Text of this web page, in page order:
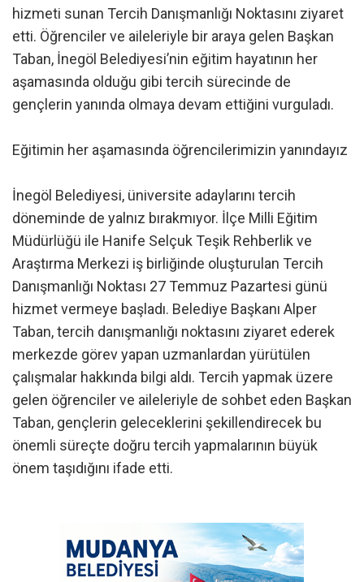
hizmeti sunan Tercih Danışmanlığı Noktasını ziyaret
etti. Öğrenciler ve aileleriyle bir araya gelen Başkan
Taban, İnegöl Belediyesi’nin eğitim hayatının her
aşamasında olduğu gibi tercih sürecinde de
gençlerin yanında olmaya devam ettiğini vurguladı.
Eğitimin her aşamasında öğrencilerimizin yanındayız
İnegöl Belediyesi, üniversite adaylarını tercih
döneminde de yalnız bırakmıyor. İlçe Milli Eğitim
Müdürlüğü ile Hanife Selçuk Teşik Rehberlik ve
Araştırma Merkezi iş birliğinde oluşturulan Tercih
Danışmanlığı Noktası 27 Temmuz Pazartesi günü
hizmet vermeye başladı. Belediye Başkanı Alper
Taban, tercih danışmanlığı noktasını ziyaret ederek
merkezde görev yapan uzmanlardan yürütülen
çalışmalar hakkında bilgi aldı. Tercih yapmak üzere
gelen öğrenciler ve aileleriyle de sohbet eden Başkan
Taban, gençlerin geleceklerini şekillendirecek bu
önemli süreçte doğru tercih yapmalarının büyük
önem taşıdığını ifade etti.